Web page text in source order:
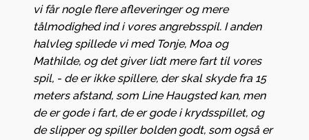
vi får nogle flere afleveringer og mere
tålmodighed ind i vores angrebsspil. I anden
halvleg spillede vi med Tonje, Moa og
Mathilde, og det giver lidt mere fart til vores
spil, - de er ikke spillere, der skal skyde fra 15
meters afstand, som Line Haugsted kan, men
de er gode i fart, de er gode i krydsspillet, og
de slipper og spiller bolden godt, som også er